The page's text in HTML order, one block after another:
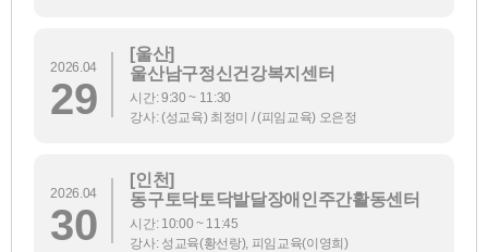
2026.04
29
[울산]
울산남구정신건강복지센터
시간: 9:30 ~ 11:30
강사: (성교육) 최정미 / (피임교육) 오은정
2026.04
30
[인천]
동구토닥토닥발달장애인주간활동센터
시간: 10:00 ~ 11:45
강사: 성교육(황선랑), 피임교육(이영희)